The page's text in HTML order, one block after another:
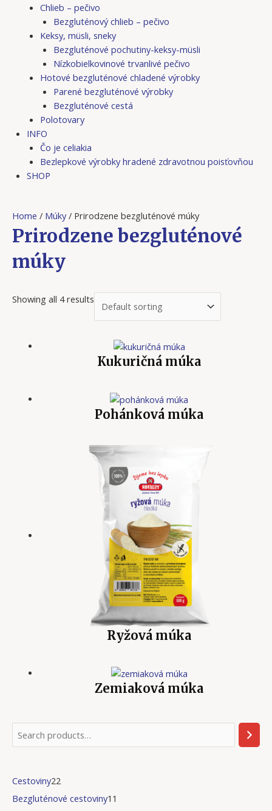
Chlieb – pečivo
Bezgluténový chlieb – pečivo
Keksy, müsli, sneky
Bezgluténové pochutiny-keksy-müsli
Nízkobielkovinové trvanlivé pečivo
Hotové bezgluténové chladené výrobky
Parené bezgluténové výrobky
Bezgluténové cestá
Polotovary
INFO
Čo je celiakia
Bezlepkové výrobky hradené zdravotnou poisťovňou
SHOP
Cestoviny22
Bezgluténové cestoviny11
Home / Múky/ Prirodzene bezgluténové múky
Prirodzene bezgluténové
múky
Showing all 4 results
Kukuričná múka
Pohánková múka
Ryžová múka
Zemiaková múka